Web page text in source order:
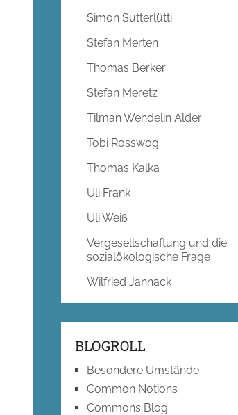
Simon Sutterlütti
Stefan Merten
Thomas Berker
Stefan Meretz
Tilman Wendelin Alder
Tobi Rosswog
Thomas Kalka
Uli Frank
Uli Weiß
Vergesellschaftung und die
sozialökologische Frage
Wilfried Jannack
BLOGROLL
Besondere Umstände
Common Notions
Commons Blog